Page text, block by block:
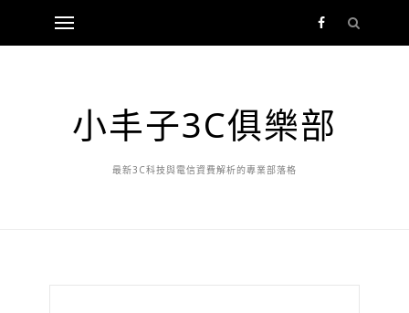
小丰子3C俱樂部
最新3C科技與電信資費解析的專業部落格